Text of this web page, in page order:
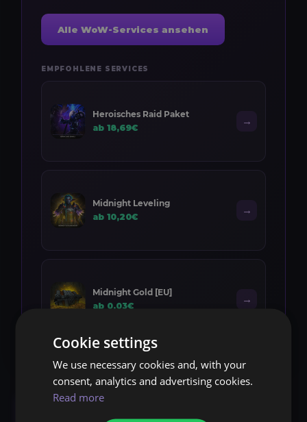
Alle WoW-Services ansehen
EMPFOHLENE SERVICES
Heroisches Raid Paket
ab 18,69€
→
Midnight Leveling
ab 10,20€
→
Midnight Gold [EU]
ab 0,03€
→
Verstarkungs-Schamane
Cookie settings
We use necessary cookies and, with your
consent, analytics and advertising cookies.
Read more